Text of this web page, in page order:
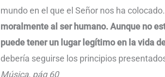
mundo en el que el Señor nos ha colocado.
moralmente al ser humano. Aunque no
puede tener un lugar legítimo en la vida
debería seguirse los principios
Música, pág 60